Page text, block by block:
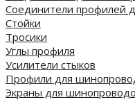
Соединители профилей
Стойки
Тросики
Углы профиля
Усилители стыков
Профили для
Экраны для